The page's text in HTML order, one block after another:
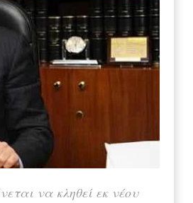
να κληθεί εκ νέου